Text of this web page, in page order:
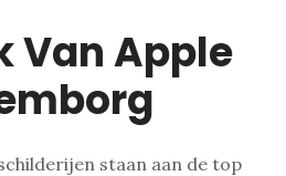
Van Apple
staan aan de top